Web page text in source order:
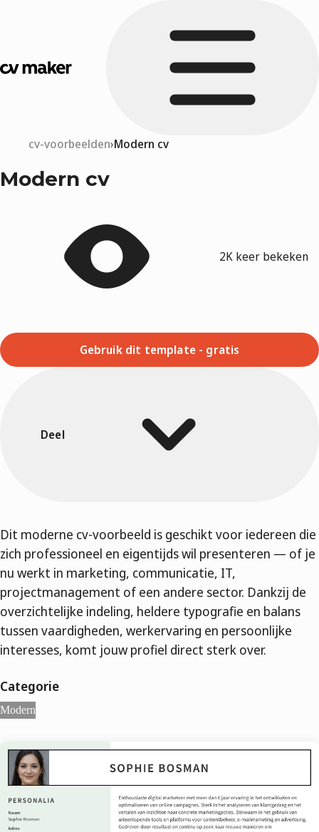
cv-voorbeelden Modern cv
Modern cv
2K keer bekeken
Gebruik dit template - gratis
Deel
Dit moderne cv-voorbeeld is geschikt voor iedereen die
zich professioneel en eigentijds wil presenteren — of je
nu werkt in marketing, communicatie, IT,
projectmanagement of een andere sector. Dankzij de
overzichtelijke indeling, heldere typografie en balans
tussen vaardigheden, werkervaring en persoonlijke
interesses, komt jouw profiel direct sterk over.
Categorie
Modern